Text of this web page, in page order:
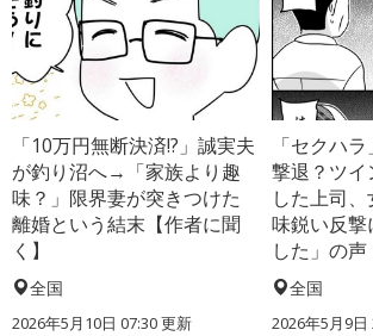
「10万円無断決済!?」誠実夫
が釣り沼へ→「家族より趣
味？」限界妻が突きつけた
離婚という結末【作者に聞
く】
全国
2026年5月10日 07:30 更新
「セクハ
撃退？ツ
した上司
味鋭い反撃
した」の声
全国
2026年5月9日